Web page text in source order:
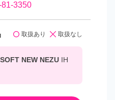
3350
取扱あり 取扱なし
NEW NEZU IH